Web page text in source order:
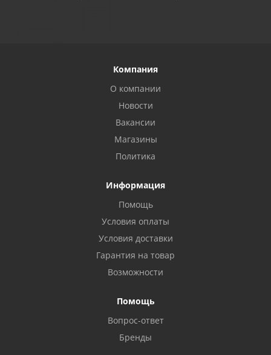
Компания
О компании
Новости
Вакансии
Магазины
Политика
Информация
Помощь
Условия оплаты
Условия доставки
Гарантия на товар
Возможности
Помощь
Вопрос-ответ
Бренды